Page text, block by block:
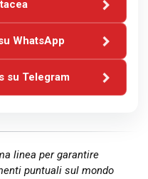
WhatsApp
su Telegram
linea per garantire
puntuali sul mondo